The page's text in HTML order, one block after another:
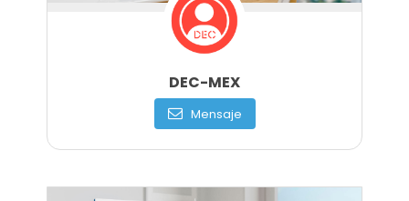
DEC-MEX
Mensaje